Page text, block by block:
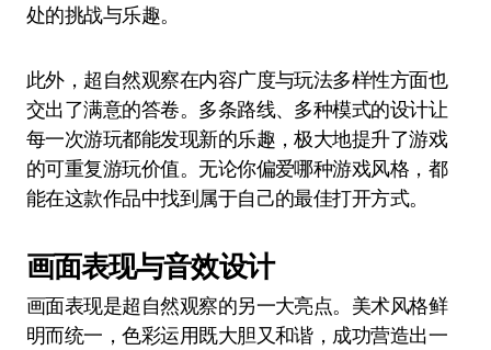
处的挑战与乐趣。
此外，超自然观察在内容广度与玩法多样性方面也
交出了满意的答卷。多条路线、多种模式的设计让
每一次游玩都能发现新的乐趣，极大地提升了游戏
的可重复游玩价值。无论你偏爱哪种游戏风格，都
能在这款作品中找到属于自己的最佳打开方式。
画面表现与音效设计
画面表现是超自然观察的另一大亮点。美术风格鲜
明而统一，色彩运用既大胆又和谐，成功营造出一